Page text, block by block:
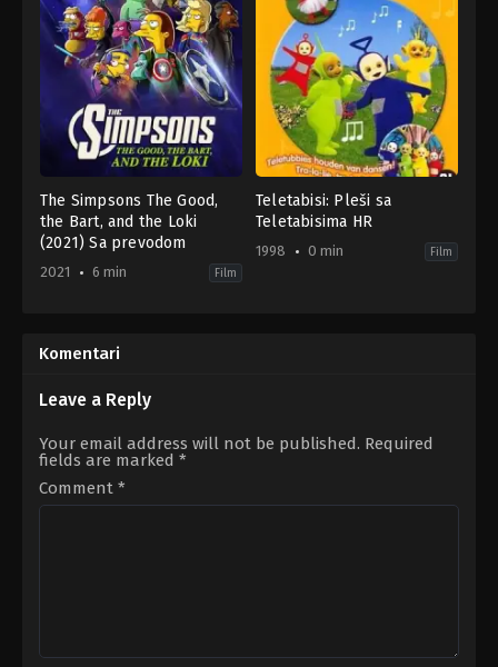
The Simpsons The Good,
the Bart, and the Loki
(2021) Sa prevodom
2021 6 min Film
07-
07
Silverman
Teletabisi: Pleši sa
Teletabisima HR
1998 0 min Film
Komentari
Leave a Reply
Your email address will not be published. Required
fields are marked *
Comment *